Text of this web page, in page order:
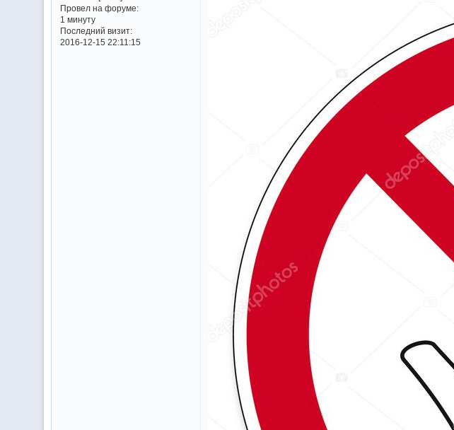
Провел на форуме:
1 минуту
Последний визит:
2016-12-15 22:11:15